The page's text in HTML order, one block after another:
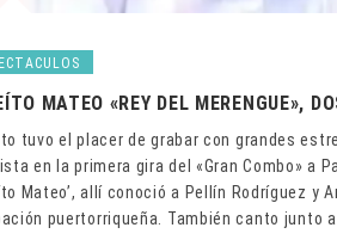
MATEO «REY DEL MERENGUE»,
tuvo el placer de grabar con grandes
en la primera gira del «Gran Combo» a
Mateo’, allí conoció a Pellín Rodríguez y
puertorriqueña. También canto junto